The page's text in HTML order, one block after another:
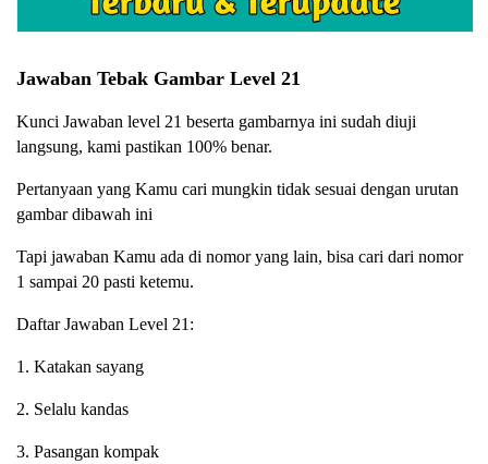
Jawaban Tebak Gambar Level 21
Kunci Jawaban level 21 beserta gambarnya ini sudah diuji
langsung, kami pastikan 100% benar.
Pertanyaan yang Kamu cari mungkin tidak sesuai dengan urutan
gambar dibawah ini
Tapi jawaban Kamu ada di nomor yang lain, bisa cari dari nomor
1 sampai 20 pasti ketemu.
Daftar Jawaban Level 21:
1. Katakan sayang
2. Selalu kandas
3. Pasangan kompak